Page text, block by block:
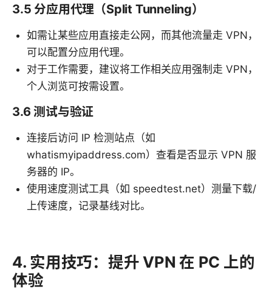
3.5 分应用代理（Split Tunneling）
如需让某些应用直接走公网，而其他流量走 VPN，
可以配置分应用代理。
对于工作需要，建议将工作相关应用强制走 VPN，
个人浏览可按需设置。
3.6 测试与验证
连接后访问 IP 检测站点（如
whatismyipaddress.com）查看是否显示 VPN 服
务器的 IP。
使用速度测试工具（如 speedtest.net）测量下载/
上传速度，记录基线对比。
4. 实用技巧：提升 VPN 在 PC 上的
体验